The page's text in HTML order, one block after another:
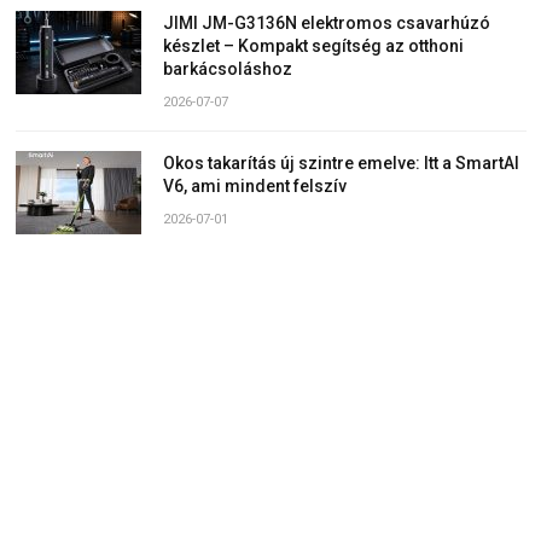
JIMI JM-G3136N elektromos csavarhúzó
készlet – Kompakt segítség az otthoni
barkácsoláshoz
2026-07-07
Okos takarítás új szintre emelve: Itt a SmartAI
V6, ami mindent felszív
2026-07-01